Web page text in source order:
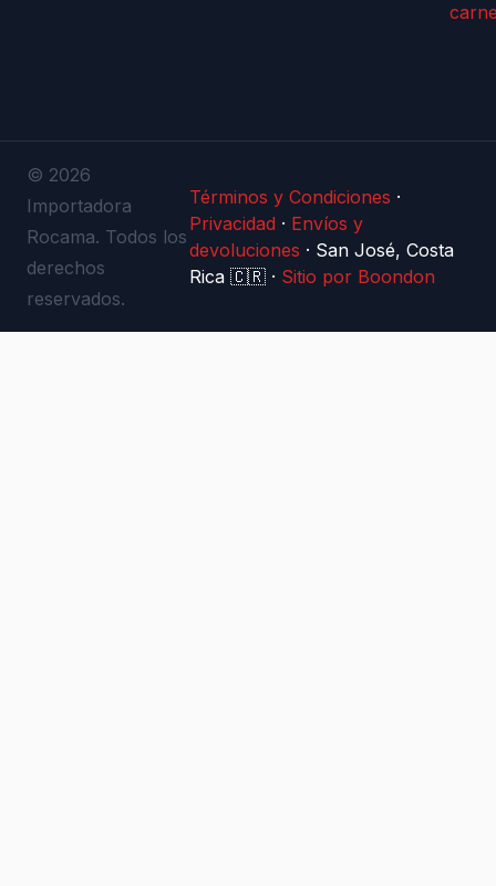
© 2026
Importadora
Rocama. Todos los
derechos
reservados.
Términos y Condiciones ·
Privacidad · Envíos y
devoluciones · San José, Costa
Rica 🇨🇷 · Sitio por Boondon